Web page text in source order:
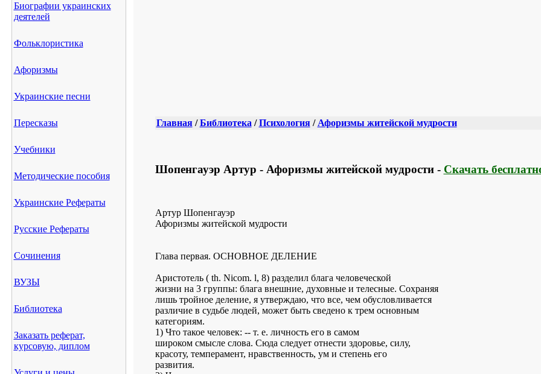
Биографии украинских
деятелей
Фольклористика
Афоризмы
Украинские песни
Пересказы
Учебники
Методические пособия
Украинские Рефераты
Русские Рефераты
Сочинения
ВУЗЫ
Библиотека
Заказать реферат,
курсовую, диплом
Главная/Библиотека /Психология/ Афоризмы житейской мудрости
Шопенгауэр Артур - Афоризмы житейской мудрости - Скачать
Артур Шопенгауэр
Афоризмы житейской мудрости
Глава первая. ОСНОВНОЕ ДЕЛЕНИЕ
Аристотель ( th. Nicom. l, 8) разделил блага человеческой
жизни на 3 группы: блага внешние, духовные и телесные. Сохраняя
лишь тройное деление, я утверждаю, что все, чем обусловливается
различие в судьбе людей, может быть сведено к трем основным
категориям.
1) Что такое человек: -- т. е. личность его в самом
широком смысле слова. Сюда следует отнести здоровье, силу,
красоту, темперамент, нравственность, ум и степень его
развития.